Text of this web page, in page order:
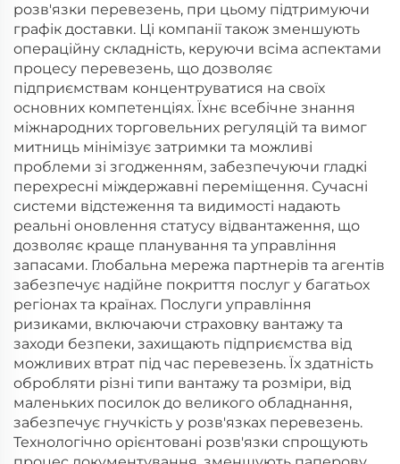
розв'язки перевезень, при цьому підтримуючи
графік доставки. Ці компанії також зменшують
операційну складність, керуючи всіма аспектами
процесу перевезень, що дозволяє
підприємствам концентруватися на своїх
основних компетенціях. Їхнє всебічне знання
міжнародних торговельних регуляцій та вимог
митниць мінімізує затримки та можливі
проблеми зі згодженням, забезпечуючи гладкі
перехресні міждержавні переміщення. Сучасні
системи відстеження та видимості надають
реальні оновлення статусу відвантаження, що
дозволяє краще планування та управління
запасами. Глобальна мережа партнерів та агентів
забезпечує надійне покриття послуг у багатьох
регіонах та країнах. Послуги управління
ризиками, включаючи страховку вантажу та
заходи безпеки, захищають підприємства від
можливих втрат під час перевезень. Їх здатність
обробляти різні типи вантажу та розміри, від
маленьких посилок до великого обладнання,
забезпечує гнучкість у розв'язках перевезень.
Технологічно орієнтовані розв'язки спрощують